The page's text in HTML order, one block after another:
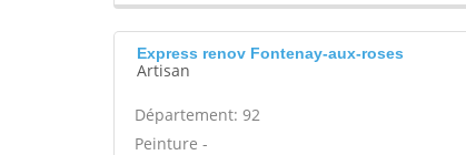
Express renov Fontenay-aux-roses
Artisan
Département: 92
Peinture -